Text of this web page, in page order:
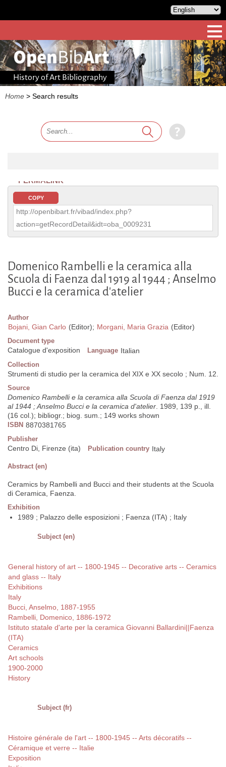
History of Art Bibliography
Home > Search results
PERMALINK
COPY
http://openbibart.fr/vibad/index.php?
action=getRecordDetail&idt=oba_0009231
Domenico Rambelli e la ceramica alla
Scuola di Faenza dal 1919 al 1944 ; Anselmo
Bucci e la ceramica d'atelier
Author
Bojani, Gian Carlo (Editor); Morgani, Maria Grazia (Editor)
Document type
Catalogue d'exposition Language Italian
Collection
Strumenti di studio per la ceramica del XIX e XX secolo ; Num. 12.
Source
Domenico Rambelli e la ceramica alla Scuola di Faenza dal 1919
al 1944 ; Anselmo Bucci e la ceramica d'atelier. 1989, 139 p., ill.
(16 col.); bibliogr.; biog. sum.; 149 works shown
ISBN 8870381765
Publisher
Centro Di, Firenze (ita) Publication country Italy
Abstract (en)
Ceramics by Rambelli and Bucci and their students at the Scuola
di Ceramica, Faenza.
Exhibition
1989 ; Palazzo delle esposizioni ; Faenza (ITA) ; Italy
Subject (en)
General history of art -- 1800-1945 -- Decorative arts -- Ceramics
and glass -- Italy
Exhibitions
Italy
Bucci, Anselmo, 1887-1955
Rambelli, Domenico, 1886-1972
Istituto statale d'arte per la ceramica Giovanni Ballardini||Faenza
(ITA)
Ceramics
Art schools
1900-2000
History
Subject (fr)
Histoire générale de l'art -- 1800-1945 -- Arts décoratifs --
Céramique et verre -- Italie
Exposition